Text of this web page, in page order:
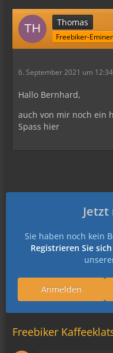
Thomas
Freebiker-
6. September 2021 um 12:34
Hallo Bernhard,
auch von mir noch ein
Spass hier
Sie haben noch kein
Registrieren Sie
Anmelden
Freebiker